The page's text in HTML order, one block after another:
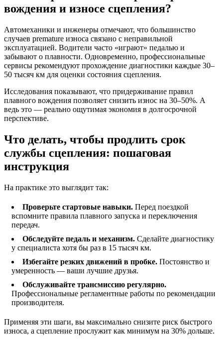
вождения и износе сцепления?
Автомеханики и инженеры отмечают, что большинство
случаев premature износа связано с неправильной
эксплуатацией. Водители часто «играют» педалью и
забывают о плавности. Одновременно, профессиональные
сервисы рекомендуют прохождение диагностики каждые 30–
50 тысяч км для оценки состояния сцепления.
Исследования показывают, что придерживание правил
плавного вождения позволяет снизить износ на 30–50%. А
ведь это — реально ощутимая экономия в долгосрочной
перспективе.
Что делать, чтобы продлить срок
службы сцепления: пошаговая
инструкция
На практике это выглядит так:
Проверьте стартовые навыки. Перед поездкой
вспомните правила плавного запуска и переключения
передач.
Обследуйте педаль и механизм. Сделайте диагностику
у специалиста хотя бы раз в 15 тысяч км.
Избегайте резких движений в пробке. Постоянство и
умеренность — ваши лучшие друзья.
Обслуживайте трансмиссию регулярно.
Профессиональные регламентные работы по рекомендации
производителя.
Применяя эти шаги, вы максимально снизите риск быстрого
износа, а сцепление прослужит как минимум на 30% дольше.